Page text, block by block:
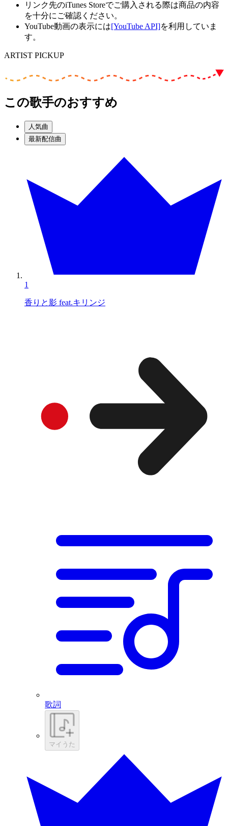
リンク先のiTunes Storeでご購入される際は商品の内容
を十分にご確認ください。
YouTube動画の表示には[YouTube API]を利用していま
す。
ARTIST PICKUP
この歌手のおすすめ
人気曲
最新配信曲
1
香りと影 feat.キリンジ
歌詞
マイうた